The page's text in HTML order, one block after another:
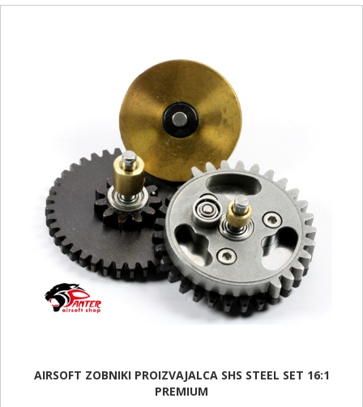
AIRSOFT ZOBNIKI PROIZVAJALCA SHS STEEL SET 16:1
PREMIUM